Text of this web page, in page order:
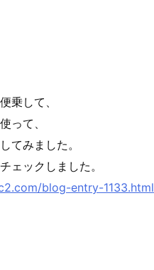
乗して、
って、
てみました。
ェックしました。
blog-entry-1133.html